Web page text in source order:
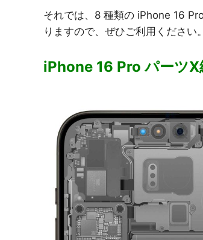
それでは、8 種類の iPhone 16
りますので、ぜひご利用ください。
iPhone 16 Pro パーツ